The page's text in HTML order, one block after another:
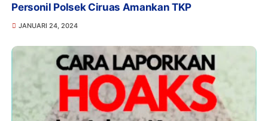
Personil Polsek Ciruas Amankan TKP
JANUARI 24, 2024